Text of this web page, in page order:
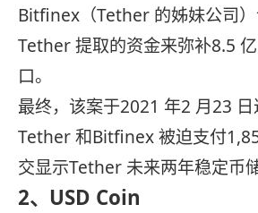
Bitfinex（Tether 的姊妹公司
Tether 提取的资金来弥补8.5
口。
最终，该案于2021 年2 月23 日
Tether 和Bitfinex 被迫支付
交显示Tether 未来两年稳定币
2、USD Coin